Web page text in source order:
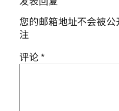
您的邮箱地址不会被公
注
评论*